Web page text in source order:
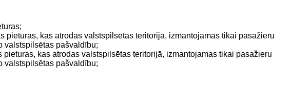
kas atrodas valstspilsētas teritorijā, izmantojamas tikai pasažieru
valstspilsētas pašvaldību;
kas atrodas valstspilsētas teritorijā, izmantojamas tikai pasažieru
valstspilsētas pašvaldību;